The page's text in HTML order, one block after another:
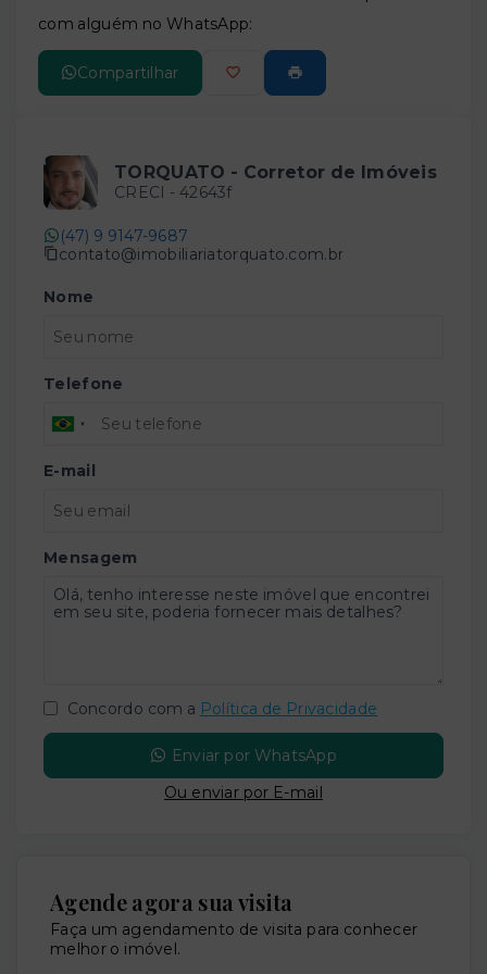
com alguém no WhatsApp:
Compartilhar
TORQUATO - Corretor de Imóveis
CRECI - 42643f
(47) 9 9147-9687
contato@imobiliariatorquato.com.br
Nome
Telefone
E-mail
Mensagem
Concordo com a Política de Privacidade
Enviar por WhatsApp
Ou enviar por E-mail
Agende agora sua visita
Faça um agendamento de visita para conhecer
melhor o imóvel.